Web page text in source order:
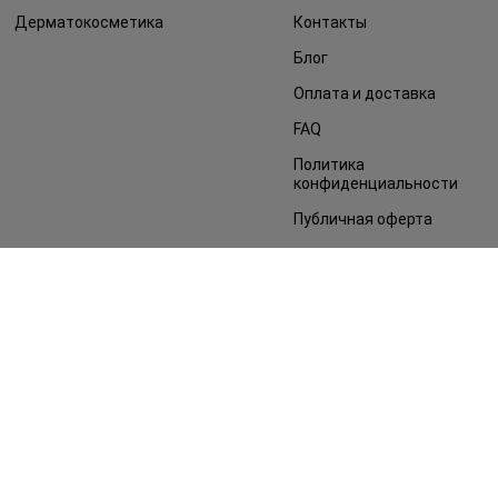
Дерматокосметика
Контакты
Блог
Оплата и доставка
FAQ
Политика
конфиденциальности
Публичная оферта
СМИ о нас